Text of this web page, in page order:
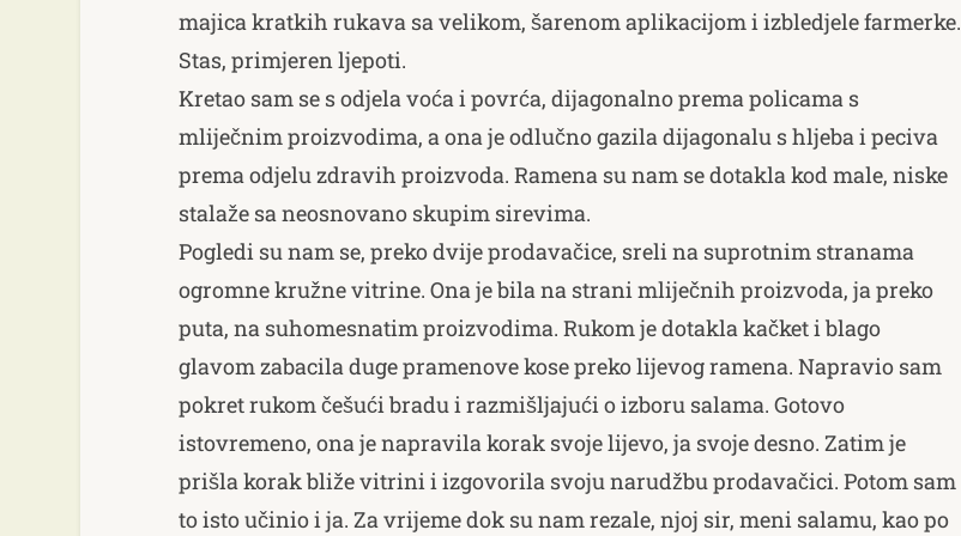
majica kratkih rukava sa velikom, šarenom aplikacijom i izbledjele farmerke.
Stas, primjeren ljepoti.
Kretao sam se s odjela voća i povrća, dijagonalno prema policama s
mliječnim proizvodima, a ona je odlučno gazila dijagonalu s hljeba i peciva
prema odjelu zdravih proizvoda. Ramena su nam se dotakla kod male, niske
stalaže sa neosnovano skupim sirevima.
Pogledi su nam se, preko dvije prodavačice, sreli na suprotnim stranama
ogromne kružne vitrine. Ona je bila na strani mliječnih proizvoda, ja preko
puta, na suhomesnatim proizvodima. Rukom je dotakla kačket i blago
glavom zabacila duge pramenove kose preko lijevog ramena. Napravio sam
pokret rukom češući bradu i razmišljajući o izboru salama. Gotovo
istovremeno, ona je napravila korak svoje lijevo, ja svoje desno. Zatim je
prišla korak bliže vitrini i izgovorila svoju narudžbu prodavačici. Potom sam
to isto učinio i ja. Za vrijeme dok su nam rezale, njoj sir, meni salamu, kao po